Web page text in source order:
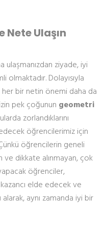
Nete Ulaşın
ulaşmanızdan ziyade, iyi
Dolayısıyla
bir netin önemi daha da
pek çoğunun geometri
zorlandıklarını
öğrencilerimiz için
öğrencilerin geneli
dikkate alınmayan, çok
öğrenciler,
elde edecek ve
aynı zamanda iyi bir